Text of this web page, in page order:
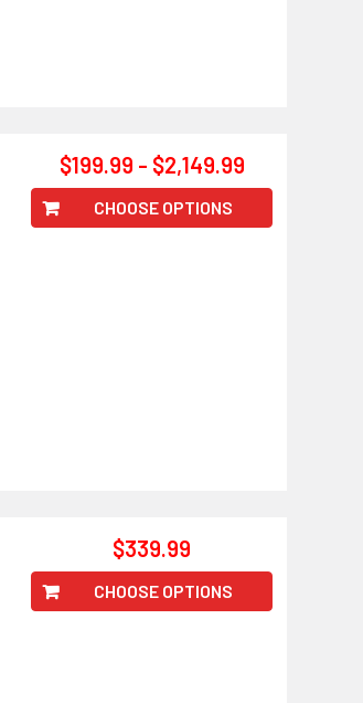
$199.99 - $2,149.99
CHOOSE OPTIONS
$339.99
CHOOSE OPTIONS